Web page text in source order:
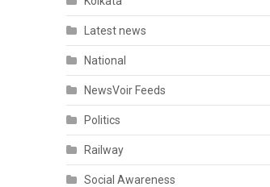
Latest news
National
NewsVoir Feeds
Politics
Railway
Social Awareness